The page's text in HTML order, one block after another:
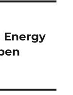
Energy